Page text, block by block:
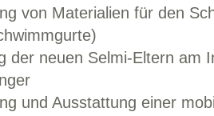
von Materialien für den
der neuen Selmi-Eltern am
und Ausstattung einer